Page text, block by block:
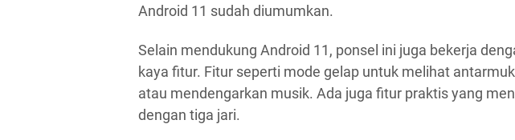
Android 11 sudah diumumkan.
Selain mendukung Android 11, ponsel ini juga bekerja
kaya fitur. Fitur seperti mode gelap untuk melihat
atau mendengarkan musik. Ada juga fitur praktis yang
dengan tiga jari.